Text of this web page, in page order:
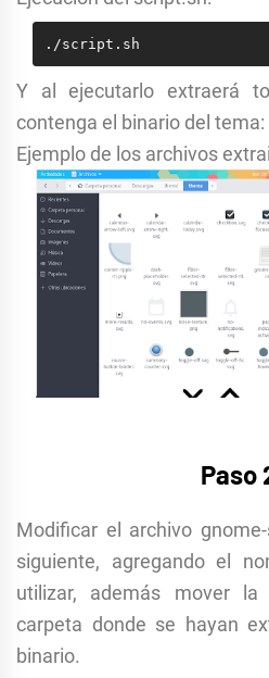
./script.sh
Y al ejecutarlo extraerá
contenga el binario del tema:
Ejemplo de los archivos
Paso
Modificar el archivo
siguiente, agregando el
utilizar, además mover
carpeta donde se hayan
binario.